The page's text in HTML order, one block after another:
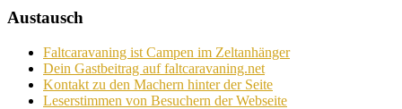
Austausch
Faltcaravaning ist Campen im Zeltanhänger
Dein Gastbeitrag auf faltcaravaning.net
Kontakt zu den Machern hinter der Seite
Leserstimmen von Besuchern der Webseite